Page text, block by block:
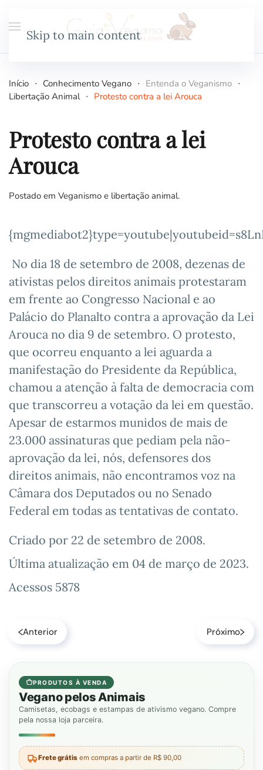
Skip to main content
Início Conhecimento Vegano
Entenda o Veganismo
Libertação Animal
Protesto contra a lei Arouca
Protesto contra a lei
Arouca
Postado em Veganismo e libertação animal.
No dia 18 de setembro de 2008, dezenas de
ativistas pelos direitos animais protestaram
em frente ao Congresso Nacional e ao
Palácio do Planalto contra a aprovação da Lei
Arouca no dia 9 de setembro. O protesto,
que ocorreu enquanto a lei aguarda a
manifestação do Presidente da República,
chamou a atenção à falta de democracia com
que transcorreu a votação da lei em questão.
Apesar de estarmos munidos de mais de
23.000 assinaturas que pediam pela não-
aprovação da lei, nós, defensores dos
direitos animais, não encontramos voz na
Câmara dos Deputados ou no Senado
Federal em todas as tentativas de contato.
Criado por 22 de setembro de 2008.
Última atualização em 04 de março de 2023.
Acessos 5878
Anterior Próximo
PRODUTOS À VENDA
Vegano pelos Animais
Camisetas, ecobags e estampas de ativismo vegano. Compre
pela nossa loja parceira.
Frete grátis em compras a partir de R$ 90,00